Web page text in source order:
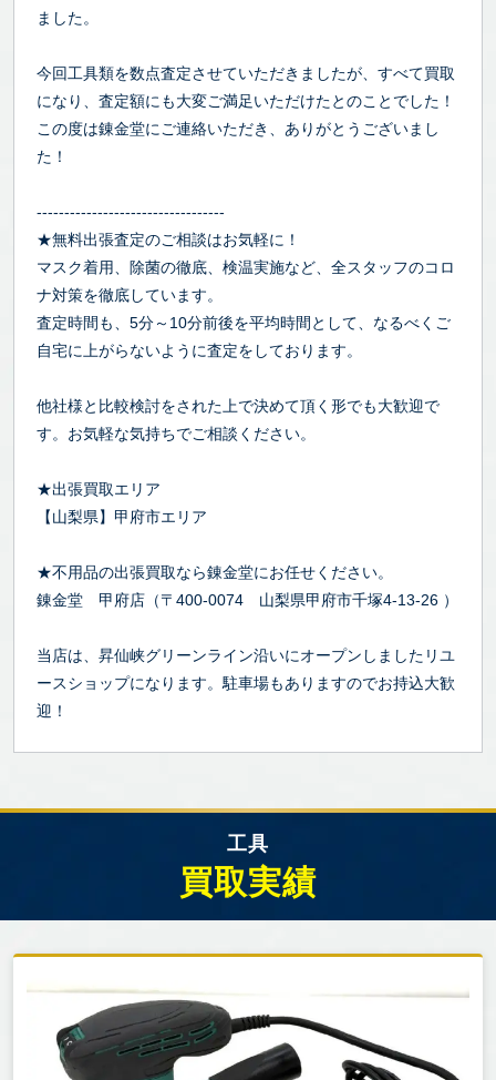
ました。
今回工具類を数点査定させていただきましたが、すべて買取
になり、査定額にも大変ご満足いただけたとのことでした！
この度は錬金堂にご連絡いただき、ありがとうございまし
た！
----------------------------------
★無料出張査定のご相談はお気軽に！
マスク着用、除菌の徹底、検温実施など、全スタッフのコロ
ナ対策を徹底しています。
査定時間も、5分～10分前後を平均時間として、なるべくご
自宅に上がらないように査定をしております。
他社様と比較検討をされた上で決めて頂く形でも大歓迎で
す。お気軽な気持ちでご相談ください。
★出張買取エリア
【山梨県】甲府市エリア
★不用品の出張買取なら錬金堂にお任せください。
錬金堂 甲府店（〒400-0074 山梨県甲府市千塚4-13-26 ）
当店は、昇仙峡グリーンライン沿いにオープンしましたリユ
ースショップになります。駐車場もありますのでお持込大歓
迎！
工具
買取実績